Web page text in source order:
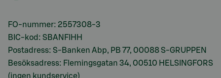
FO-nummer: 2557308-3
BIC-kod: SBANFIHH
Postadress: S-Banken Abp, PB 77, 00088 S-GRUPPEN
Besöksadress: Flemingsgatan 34, 00510 HELSINGFORS
(ingen kundservice)